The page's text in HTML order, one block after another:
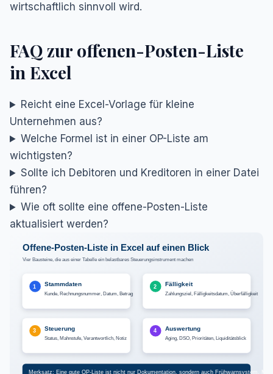
wirtschaftlich sinnvoll wird.
FAQ zur offenen-Posten-Liste
in Excel
Reicht eine Excel-Vorlage für kleine
Unternehmen aus?
Welche Formel ist in einer OP-Liste am
wichtigsten?
Sollte ich Debitoren und Kreditoren in einer Datei
führen?
Wie oft sollte eine offene-Posten-Liste
aktualisiert werden?
Offene-Posten-Liste in Excel auf einen Blick
Vier Bausteine, die aus einer Tabelle ein belastbares Steuerungsinstrument machen
1 2
3 4
Stammdaten
Kunde, Rechnungsnummer, Datum, Betrag
Fälligkeit
Zahlungsziel, Fälligkeitsdatum, Überfälligkeit
Steuerung
Status, Mahnstufe, Verantwortlich, Notiz
Auswertung
Aging, DSO, Prioritäten, Liquiditätsblick
Merksatz: Eine gute OP-Liste ist nicht nur Dokumentation, sondern auch Frühwarnsystem,